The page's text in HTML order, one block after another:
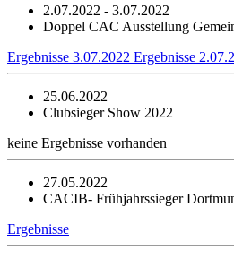
2.07.2022 - 3.07.2022
Doppel CAC Ausstellung
Ergebnisse 3.07.2022 Ergebnisse
25.06.2022
Clubsieger Show 2022
keine Ergebnisse vorhanden
27.05.2022
CACIB- Frühjahrssieger
Ergebnisse